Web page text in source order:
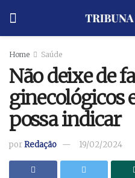
Home Saúde
Não deixe de
ginecológicos
possa indicar
porRedação 19/02/2024